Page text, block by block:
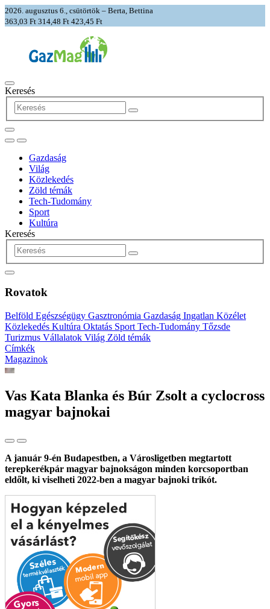
2026. augusztus 6., csütörtök – Berta, Bettina
363,03 Ft 314,48 Ft 423,45 Ft
Keresés
Gazdaság
Világ
Közlekedés
Zöld témák
Tech-Tudomány
Sport
Kultúra
Keresés
Rovatok
Belföld Egészségügy Gasztronómia Gazdaság Ingatlan Közélet
Közlekedés Kultúra Oktatás Sport Tech-Tudomány Tőzsde
Turizmus Vállalatok Világ Zöld témák
Címkék
Magazinok
Vas Kata Blanka és Búr Zsolt a cyclocross
magyar bajnokai
A január 9-én Budapestben, a Városligetben megtartott
terepkerékpár magyar bajnokságon minden korcsoportban
eldőlt, ki viselheti 2022-ben a magyar bajnoki trikót.